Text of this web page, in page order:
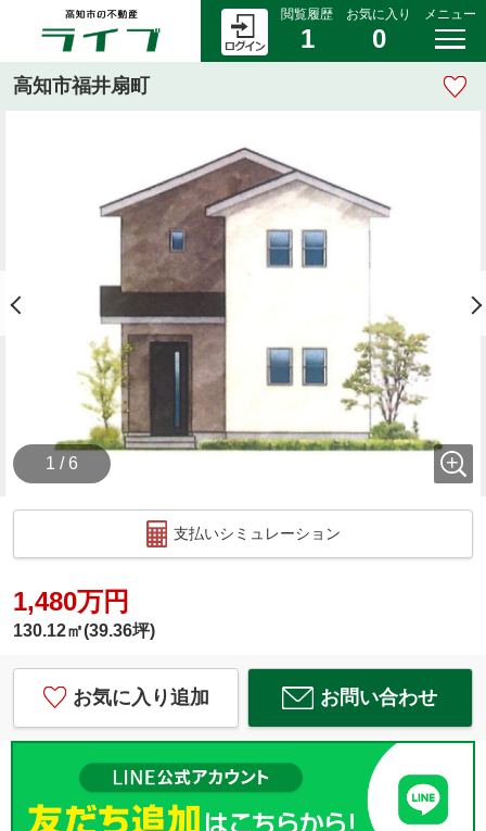
閲覧履歴
1
お気に入り
0
メニュー
高知市福井扇町
1 / 6
支払いシミュレーション
1,480万円
130.12㎡(39.36坪)
お気に入り追加 お問い合わせ